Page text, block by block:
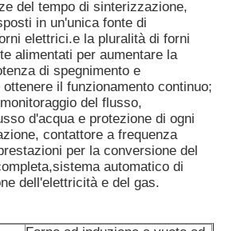
del tempo di sinterizzazione,
in un'unica fonte di
elettrici.e la pluralità di forni
alimentati per aumentare la
di spegnimento e
il funzionamento continuo;
del flusso,
d'acqua e protezione di ogni
contattore a frequenza
per la conversione del
automatico di
dell'elettricità e del gas.